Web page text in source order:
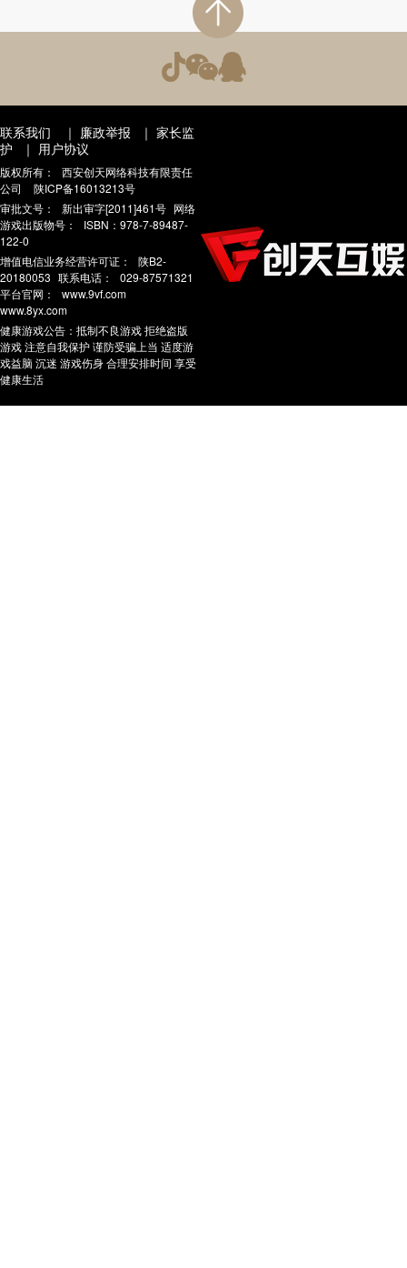
联系我们 ｜ 廉政举报 ｜ 家长监
护
｜ 用户协议
版权所有：
西安创天网络科技有限责任
公司
陕ICP备16013213号
审批文号：
新出审字[2011]461号 网络
游戏出版物号：
ISBN：978-7-89487-
122-0
增值电信业务经营许可证：
陕B2-
20180053 联系电话：
029-87571321
平台官网：
www.9vf.com
www.8yx.com
健康游戏公告：抵制不良游戏 拒绝盗版
游戏 注意自我保护 谨防受骗上当 适度游
戏益脑 沉迷 游戏伤身 合理安排时间 享受
健康生活